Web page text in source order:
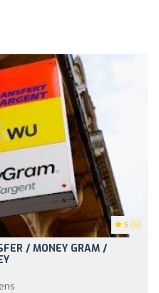
5 (5)
/ MONEY GRAM /